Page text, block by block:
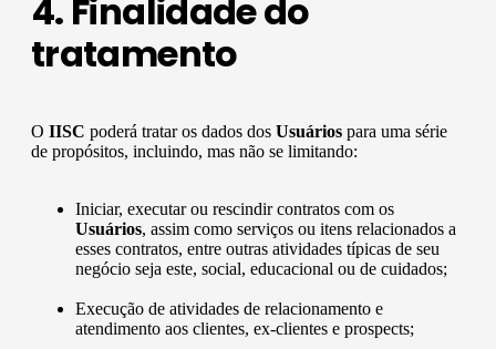
4. Finalidade do
tratamento
O IISC poderá tratar os dados dos Usuários para uma série
de propósitos, incluindo, mas não se limitando:
Iniciar, executar ou rescindir contratos com os
Usuários, assim como serviços ou itens relacionados a
esses contratos, entre outras atividades típicas de seu
negócio seja este, social, educacional ou de cuidados;
Execução de atividades de relacionamento e
atendimento aos clientes, ex-clientes e prospects;